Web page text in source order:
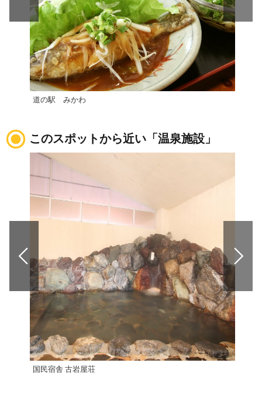
道の駅 みかわ
このスポットから近い「温泉施設」
国民宿舎 古岩屋荘